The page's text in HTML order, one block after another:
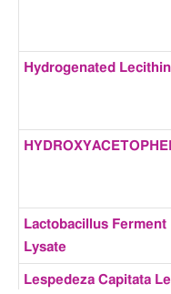
thành phần
Bài viết chi tiết về các
Hydrogenated Lecithin
Lactobacillus Ferment
Lysate
Lespedeza Capitata